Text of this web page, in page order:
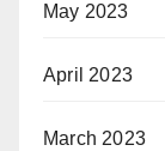
May 2023
April 2023
March 2023